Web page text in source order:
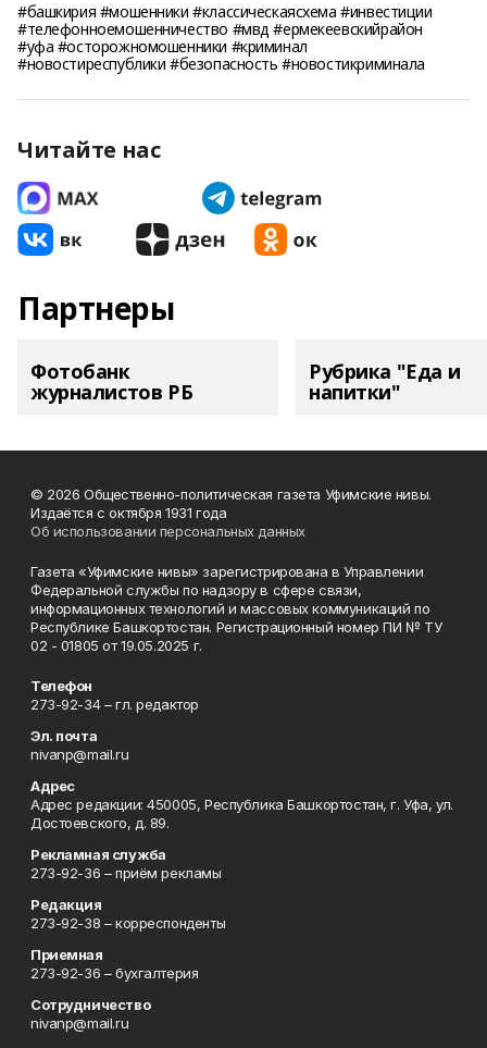
#башкирия #мошенники #классическаясхема #инвестиции
#телефонноемошенничество #мвд #ермекеевскийрайон
#уфа #осторожномошенники #криминал
#новостиреспублики #безопасность #новостикриминала
Читайте нас
Партнеры
Фотобанк
журналистов РБ
Рубрика "Еда и
напитки"
© 2026 Общественно-политическая газета Уфимские нивы.
Издаётся с октября 1931 года
Об использовании персональных данных
Газета «Уфимские нивы» зарегистрирована в Управлении
Федеральной службы по надзору в сфере связи,
информационных технологий и массовых коммуникаций по
Республике Башкортостан. Регистрационный номер ПИ № ТУ
02 - 01805 от 19.05.2025 г.
Телефон
273-92-34 – гл. редактор
Эл. почта
nivanp@mail.ru
Адрес
Адрес редакции: 450005, Республика Башкортостан, г. Уфа, ул.
Достоевского, д. 89.
Рекламная служба
273-92-36 – приём рекламы
Редакция
273-92-38 – корреспонденты
Приемная
273-92-36 – бухгалтерия
Сотрудничество
nivanp@mail.ru